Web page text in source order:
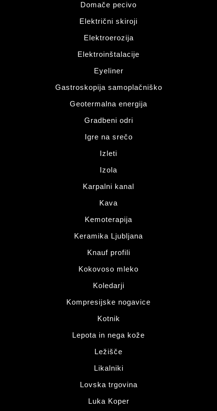
Domače pecivo
Električni skiroji
Elektroerozija
Elektroinštalacije
Eyeliner
Gastroskopija samoplačniško
Geotermalna energija
Gradbeni odri
Igre na srečo
Izleti
Izola
Karpalni kanal
Kava
Kemoterapija
Keramika Ljubljana
Knauf profili
Kokovoso mleko
Koledarji
Kompresijske nogavice
Kotnik
Lepota in nega kože
Ležišče
Likalniki
Lovska trgovina
Luka Koper